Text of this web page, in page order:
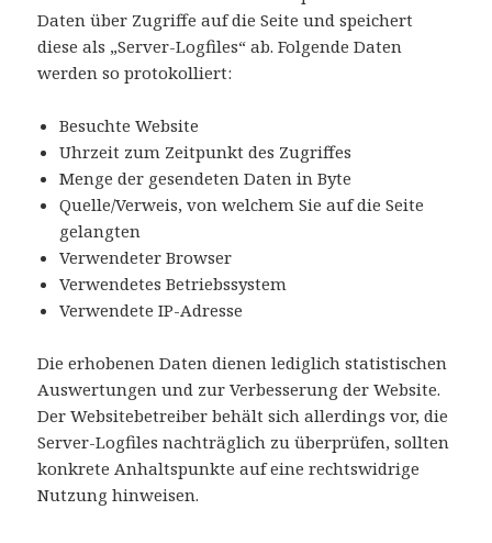
Daten über Zugriffe auf die Seite und speichert
diese als „Server-Logfiles“ ab. Folgende Daten
werden so protokolliert:
Besuchte Website
Uhrzeit zum Zeitpunkt des Zugriffes
Menge der gesendeten Daten in Byte
Quelle/Verweis, von welchem Sie auf die Seite
gelangten
Verwendeter Browser
Verwendetes Betriebssystem
Verwendete IP-Adresse
Die erhobenen Daten dienen lediglich statistischen
Auswertungen und zur Verbesserung der Website.
Der Websitebetreiber behält sich allerdings vor, die
Server-Logfiles nachträglich zu überprüfen, sollten
konkrete Anhaltspunkte auf eine rechtswidrige
Nutzung hinweisen.